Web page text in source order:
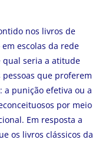
nos livros de
escolas da rede
qual seria a atitude
que proferem
a punição efetiva ou a
por meio
Em resposta a
os livros clássicos da